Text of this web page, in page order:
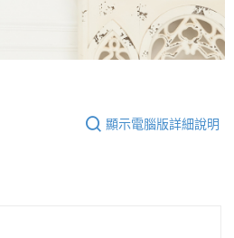
顯示電腦版詳細說明